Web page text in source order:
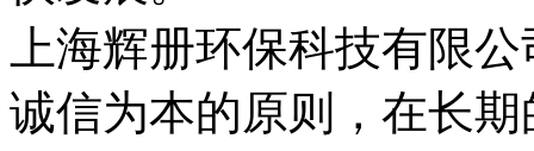
上海辉册环保科技有限
诚信为本的原则，在长